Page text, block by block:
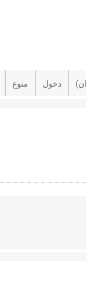
منوع دخول